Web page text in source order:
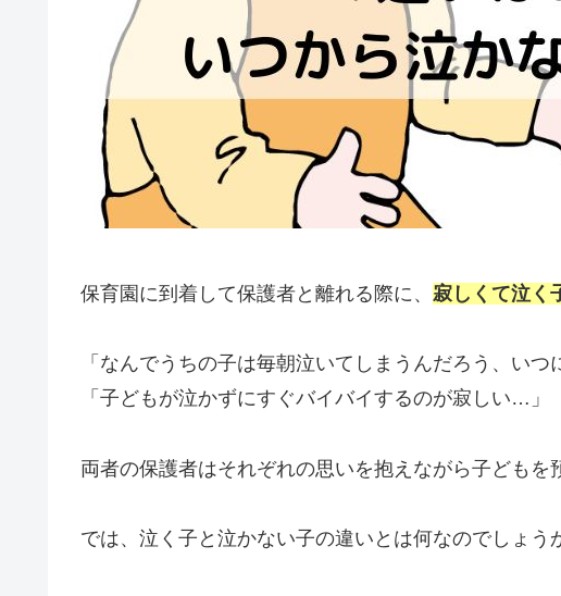
保育園に到着して保護者と離れる際に、 寂しくて泣く
「なんでうちの子は毎朝泣いてしまうんだろう、いつ
「子どもが泣かずにすぐバイバイするのが寂しい…」
両者の保護者はそれぞれの思いを抱えながら子どもを
では、泣く子と泣かない子の違いとは何なのでしょう